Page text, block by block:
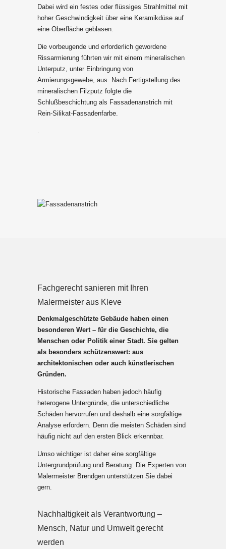
Dabei wird ein festes oder flüssiges Strahlmittel mit
hoher Geschwindigkeit über eine Keramikdüse auf
eine Oberfläche geblasen.
Die vorbeugende und erforderlich gewordene
Rissarmierung führten wir mit einem mineralischen
Unterputz, unter Einbringung von
Armierungsgewebe, aus. Nach Fertigstellung des
mineralischen Filzputz folgte die
Schlußbeschichtung als Fassadenanstrich mit
Rein-Silikat-Fassadenfarbe.
.
Fachgerecht sanieren mit Ihren
Malermeister aus Kleve
Denkmalgeschützte Gebäude haben einen
besonderen Wert – für die Geschichte, die
Menschen oder Politik einer Stadt. Sie gelten
als besonders schützenswert: aus
architektonischen oder auch künstlerischen
Gründen.
Historische Fassaden haben jedoch häufig
heterogene Untergründe, die unterschiedliche
Schäden hervorrufen und deshalb eine sorgfältige
Analyse erfordern. Denn die meisten Schäden sind
häufig nicht auf den ersten Blick erkennbar.
Umso wichtiger ist daher eine sorgfältige
Untergrundprüfung und Beratung: Die Experten von
Malermeister Brendgen unterstützen Sie dabei
gern.
Nachhaltigkeit als Verantwortung –
Mensch, Natur und Umwelt gerecht
werden